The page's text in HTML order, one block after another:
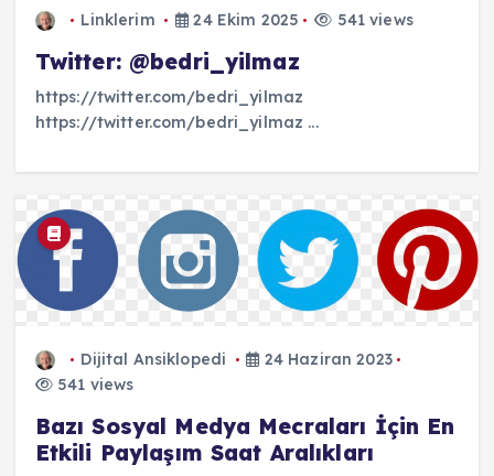
Linklerim 24 Ekim 2025 541 views
Twitter: @bedri_yilmaz
https://twitter.com/bedri_yilmaz
https://twitter.com/bedri_yilmaz ...
Dijital Ansiklopedi
24 Haziran 2023
541 views
Bazı Sosyal Medya Mecraları İçin En
Etkili Paylaşım Saat Aralıkları